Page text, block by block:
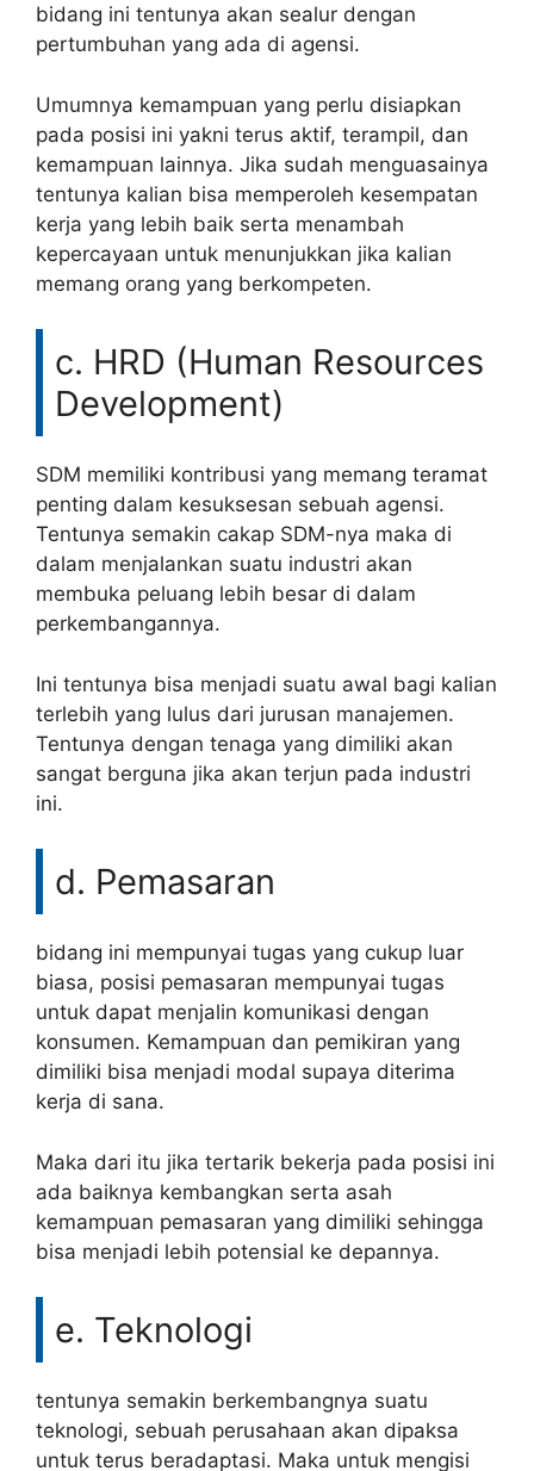
bidang ini tentunya akan sealur dengan
pertumbuhan yang ada di agensi.
Umumnya kemampuan yang perlu disiapkan
pada posisi ini yakni terus aktif, terampil, dan
kemampuan lainnya. Jika sudah menguasainya
tentunya kalian bisa memperoleh kesempatan
kerja yang lebih baik serta menambah
kepercayaan untuk menunjukkan jika kalian
memang orang yang berkompeten.
c. HRD (Human Resources
Development)
SDM memiliki kontribusi yang memang teramat
penting dalam kesuksesan sebuah agensi.
Tentunya semakin cakap SDM-nya maka di
dalam menjalankan suatu industri akan
membuka peluang lebih besar di dalam
perkembangannya.
Ini tentunya bisa menjadi suatu awal bagi kalian
terlebih yang lulus dari jurusan manajemen.
Tentunya dengan tenaga yang dimiliki akan
sangat berguna jika akan terjun pada industri
ini.
d. Pemasaran
bidang ini mempunyai tugas yang cukup luar
biasa, posisi pemasaran mempunyai tugas
untuk dapat menjalin komunikasi dengan
konsumen. Kemampuan dan pemikiran yang
dimiliki bisa menjadi modal supaya diterima
kerja di sana.
Maka dari itu jika tertarik bekerja pada posisi ini
ada baiknya kembangkan serta asah
kemampuan pemasaran yang dimiliki sehingga
bisa menjadi lebih potensial ke depannya.
e. Teknologi
tentunya semakin berkembangnya suatu
teknologi, sebuah perusahaan akan dipaksa
untuk terus beradaptasi. Maka untuk mengisi